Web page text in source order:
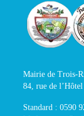
Mairie de Trois-
84, rue de
Standard : 0590